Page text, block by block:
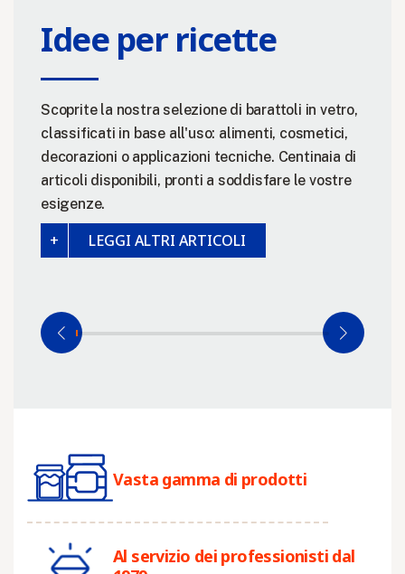
Idee per ricette
Scoprite la nostra selezione di barattoli in vetro,
classificati in base all'uso: alimenti, cosmetici,
decorazioni o applicazioni tecniche. Centinaia di
articoli disponibili, pronti a soddisfare le vostre
esigenze.
LEGGI ALTRI ARTICOLI
Vasta gamma di prodotti
Al servizio dei professionisti dal